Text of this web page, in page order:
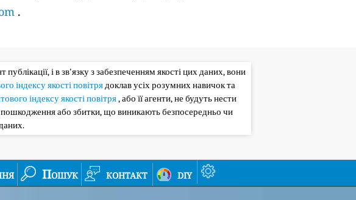
.
і в зв'язку з забезпеченням якості цих даних, вони
індексу якості повітрядоклав усіх розумних навичок та
індексу якості повітря, або її агенти, не будуть нести
або збитки, що виникають безпосередньо чи
Пошук контакт diy